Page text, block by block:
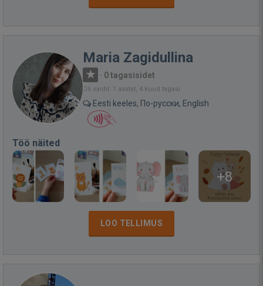
Maria Zagidullina
· 0 tagasisidet
Oli saidil: 1 aastat, 4 kuud tagasi
Eesti keeles, По-русски, English
Töö näited
+8
LOO TELLIMUS